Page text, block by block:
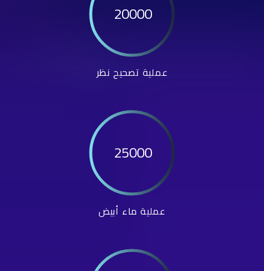
20000
عملية تصحيح نظر
25000
عملية ماء أبيض